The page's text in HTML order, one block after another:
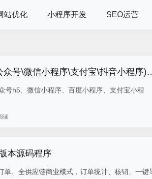
站优化 小程序开发 SEO运营
\微信小程序\支付宝\抖音小程序)独立版
、微信小程序、百度小程序、支付宝小程
读
本源码程序
、全供应链商业模式，订单统计、核销、一键